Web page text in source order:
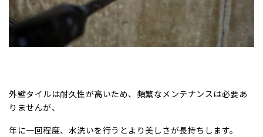
外壁タイルは耐久性が高いため、頻繁なメンテナンスは必要あ
りませんが、
年に一回程度、水洗いを行うとより美しさが長持ちします。